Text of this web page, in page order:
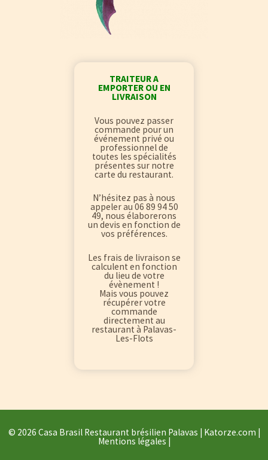
TRAITEUR A
EMPORTER OU EN
LIVRAISON
Vous pouvez passer
commande pour un
événement privé ou
professionnel de
toutes les spécialités
présentes sur notre
carte du restaurant.
N’hésitez pas à nous
appeler au 06 89 94 50
49, nous élaborerons
un devis en fonction de
vos préférences.
Les frais de livraison se
calculent en fonction
du lieu de votre
évènement !
Mais vous pouvez
récupérer votre
commande
directement au
restaurant à Palavas-
Les-Flots
© 2026 Casa Brasil Restaurant brésilien Palavas | Katorze.com |
Mentions légales |